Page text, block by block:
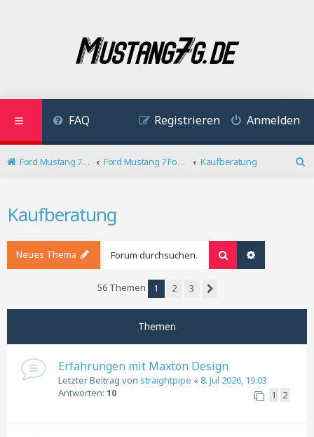
FAQ Anmelden
Registrieren
Ford Mustang 7 Forum Ford Mustang 7 Forum
Kaufberatung
Kaufberatung
Neues Thema Suche
56 Themen 1 2
3
Themen
Erfahrungen mit Maxton Design
Letzter Beitrag von straightpipe «8. Jul 2026, 19:03
Antworten: 10 1 2